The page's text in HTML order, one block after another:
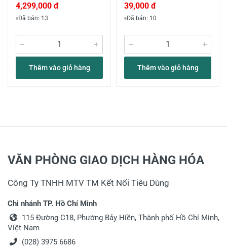
4,299,000 đ
Đã bán: 13
Thêm vào giỏ hàng
39,000 đ
Đã bán: 10
Thêm vào giỏ hàng
VĂN PHÒNG GIAO DỊCH HÀNG HÓA
Công Ty TNHH MTV TM Kết Nối Tiêu Dùng
Chi nhánh TP. Hồ Chí Minh
115 Đường C18, Phường Bảy Hiền, Thành phố Hồ Chí Minh,
Việt Nam
(028) 3975 6686